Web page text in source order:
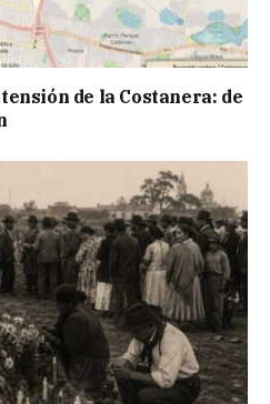
de la Costanera: de